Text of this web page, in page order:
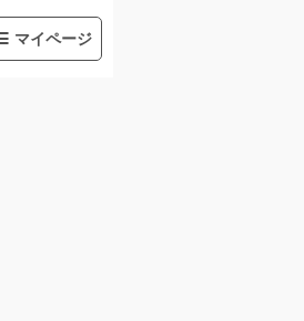
マイページ